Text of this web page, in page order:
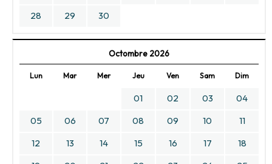
28
29 30
Octombre 2026
Lun Mar Mer Jeu Ven Sam Dim
01 02 03
04
05
06 07 08 09 10
11
12
13 14 15 16 17
18